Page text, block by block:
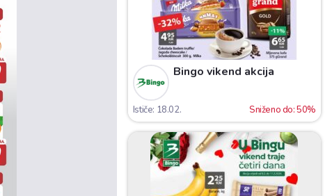
Bingo vikend akcija
Ističe: 18.02. Sniženo do: 50%